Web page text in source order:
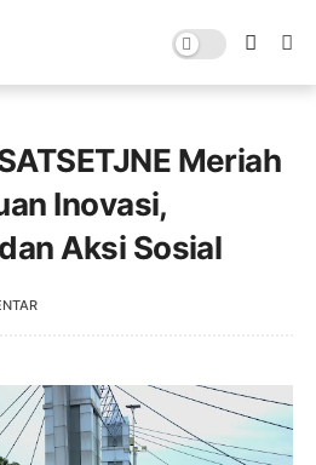
Meriah
Inovasi,
Aksi Sosial